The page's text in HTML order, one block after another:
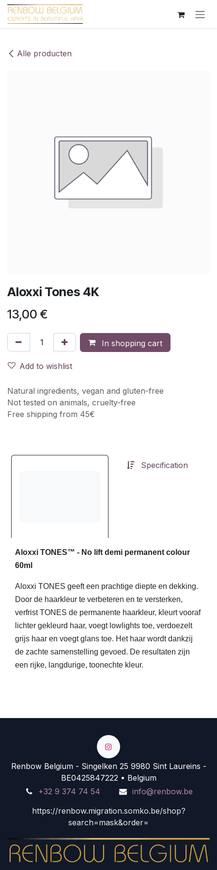
Overslaan naar inhoud
Alle producten
Aloxxi Tones 4K
13,00 €
In shopping cart
Add to wishlist
Natural ingredients, vegan and gluten-free
Not tested on animals, cruelty-free
Free shipping from 45€
Specification
Aloxxi TONES™ - No lift demi permanent colour
60ml
Aloxxi TONES geeft een prachtige diepte en dekking.
Door de haarkleur te verbeteren en te versterken,
verfrist TONES de permanente haarkleur, kleurt vooraf
lichter gekleurd haar, voegt lowlights toe, verdoezelt
grijs haar en voegt glans toe. Het haar wordt dankzij
de zachte samenstelling gevoed. De resultaten zijn
een rijke, langdurige, toonechte kleur.
Renbow Belgium - Singelken 25 9980 Sint Laureins -
BE0425847222 • Belgium
+32 9 374 74 54
info@renbow.be
https://renbow.migration.somko.be/shop?
search=mask&order=